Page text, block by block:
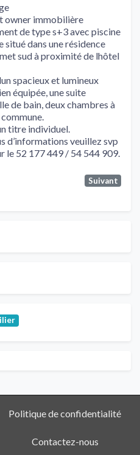
owner immobilière
de type s+3 avec piscine
situé dans une résidence
sud à proximité de lhôtel
spacieux et lumineux
équipée, une suite
de bain, deux chambres à
titre individuel.
d’informations veuillez svp
le 52 177 449 / 54 544 909.
Suivant
Politique de confidentialité
Contactez-nous